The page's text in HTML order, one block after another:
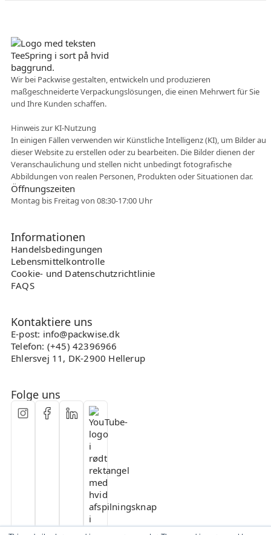
Wir bei Packwise gestalten, entwickeln und produzieren
maßgeschneiderte Verpackungslösungen, die einen Mehrwert für Sie
und Ihre Kunden schaffen.
Hinweis zur KI-Nutzung
In einigen Fällen verwenden wir Künstliche Intelligenz (KI), um Bilder auf
dieser Website zu erstellen oder zu bearbeiten. Die Bilder dienen der
Veranschaulichung und stellen nicht unbedingt fotografische
Abbildungen von realen Personen, Produkten oder Situationen dar.
Öffnungszeiten
Montag bis Freitag von 08:30-17:00 Uhr
Informationen
Handelsbedingungen
Lebensmittelkontrolle
Cookie- und Datenschutzrichtlinie
FAQS
Kontaktiere uns
E-post: info@packwise.dk
Telefon: (+45) 42396966
Ehlersvej 11, DK-2900 Hellerup
Folge uns